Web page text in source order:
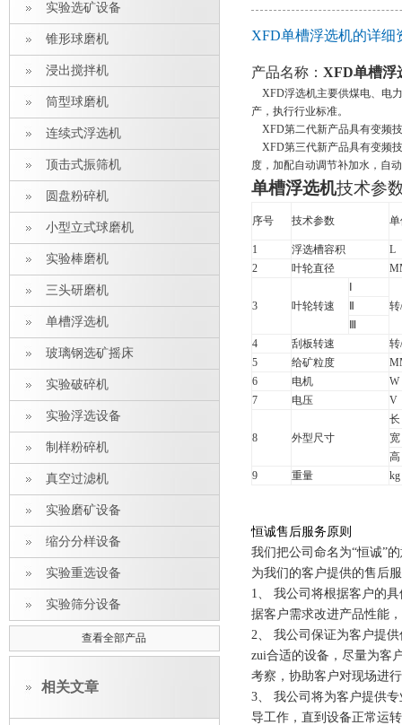
实验选矿设备
锥形球磨机
浸出搅拌机
筒型球磨机
连续式浮选机
顶击式振筛机
圆盘粉碎机
小型立式球磨机
实验棒磨机
三头研磨机
单槽浮选机
玻璃钢选矿摇床
实验破碎机
实验浮选设备
制样粉碎机
真空过滤机
实验磨矿设备
缩分分样设备
实验重选设备
实验筛分设备
查看全部产品
相关文章
XFD单槽浮选机的详细
产品名称： XFD单槽浮
XFD浮选机主要供煤电、电
产，执行行业标准。
XFD第二代新产品具有变频
XFD第三代新产品具有变频
度，加配自动调节补加水，自
单槽浮选机技术参
序号 技术参数
1 浮选槽容积
L
2
叶轮直径
3 叶轮转速
转/
4
刮板转速 转/
5
给矿粒度
6
电机
W
7
电压 V
8 外型尺寸
长
宽
高
9
重量 kg
恒诚售后服务原则
我们把公司命名为“恒诚”
为我们的客户提供的售后
1、 我公司将根据客户的
据客户需求改进产品性能
2、 我公司保证为客户提
zui合适的设备，尽量为客
考察，协助客户对现场进
3、 我公司将为客户提供
导工作，直到设备正常运转